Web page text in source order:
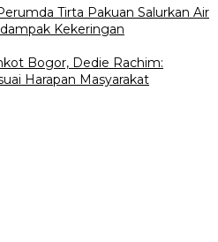
Tirta Pakuan Salurkan Air
Kekeringan
Bogor, Dedie Rachim:
Harapan Masyarakat